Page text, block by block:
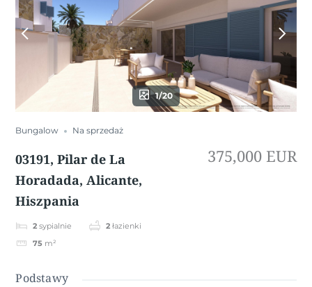
1/20
Bungalow Na sprzedaż
03191, Pilar de La
Horadada, Alicante,
Hiszpania
2 sypialnie 2 łazienki
75 m²
375,000 EUR
Podstawy